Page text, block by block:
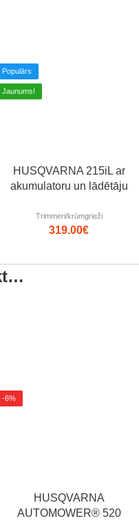
Populārs
Jaunums!
HUSQVARNA 215iL ar
akumulatoru un lādētāju
Trimmeri/krūmgrieži
319.00€
-6%
HUSQVARNA
AUTOMOWER® 520